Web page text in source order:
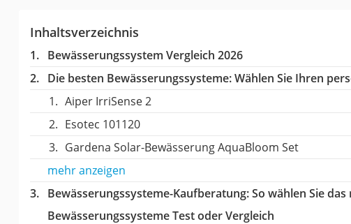
Inhaltsverzeichnis
Bewässerungssystem Vergleich 2026
Die besten Bewässerungssysteme:Wählen Sie Ihren
Aiper IrriSense 2
Esotec 101120
Gardena Solar-Bewässerung AquaBloom Set
mehr anzeigen
Bewässerungssysteme-Kaufberatung: So wählen Sie
Bewässerungssysteme Test oder Vergleich